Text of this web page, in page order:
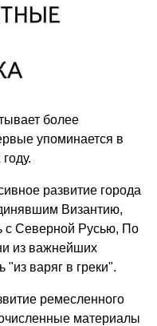
более
упоминается в
развитие города
Византию,
с Северной Русью, По
из важнейших
"из варяг в греки".
ремесленного
материалы